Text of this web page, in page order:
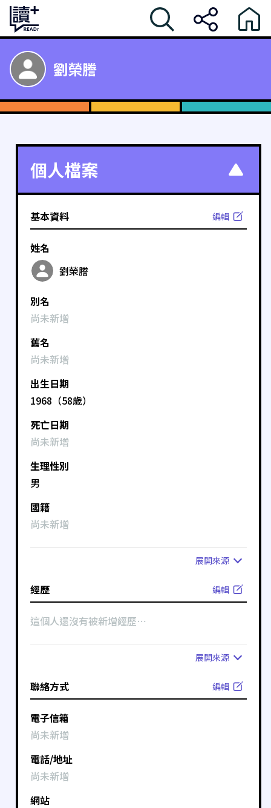
劉榮謄
個人檔案
基本資料 編輯
姓名
劉榮謄
別名
尚未新增
舊名
尚未新增
出生日期
1968（58歲）
死亡日期
尚未新增
生理性別
男
國籍
尚未新增
展開來源
經歷 編輯
這個人還沒有被新增經歷⋯
展開來源
聯絡方式 編輯
電子信箱
尚未新增
電話/地址
尚未新增
網站